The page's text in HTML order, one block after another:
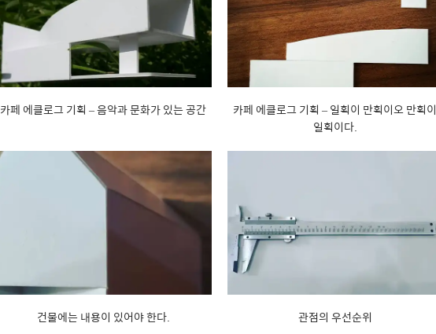
카페 에클로그 기획 – 음악과 문화가 있는 공간
카페 에클로그 기획 – 일획이 만획이오 만획이
일획이다.
건물에는 내용이 있어야 한다. 관점의 우선순위